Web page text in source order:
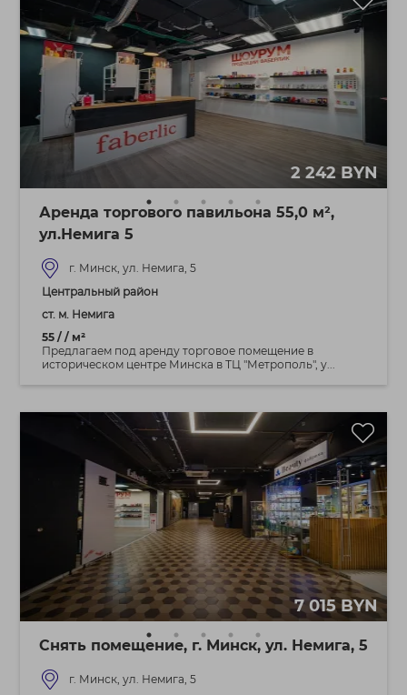
2 242 BYN
Аренда торгового павильона 55,0 м²,
ул.Немига 5
г. Минск, ул. Немига, 5
Центральный район
ст. м. Немига
55 / / м²
Предлагаем под аренду торговое помещение в
историческом центре Минска в ТЦ "Метрополь", у...
7 015 BYN
Снять помещение, г. Минск, ул. Немига, 5
г. Минск, ул. Немига, 5